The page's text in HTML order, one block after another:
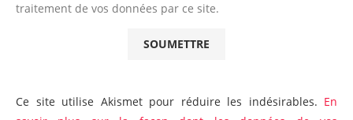
traitement de vos données par ce site.
Ce site utilise Akismet pour réduire les indésirables. En